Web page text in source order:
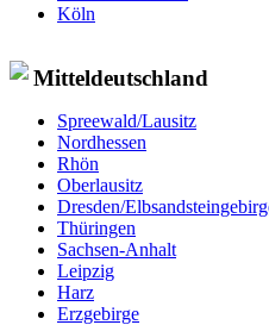
Köln
Mitteldeutschland
Spreewald/Lausitz
Nordhessen
Rhön
Oberlausitz
Dresden/
Thüringen
Sachsen-Anhalt
Leipzig
Harz
Erzgebirge